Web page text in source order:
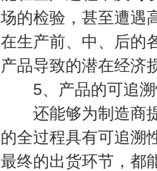
场的检验，甚至遭遇
在生产前、中、后的
产品导致的潜在经济
5、产品的可追溯
还能够为制造商提
的全过程具有可追溯
最终的出货环节，都